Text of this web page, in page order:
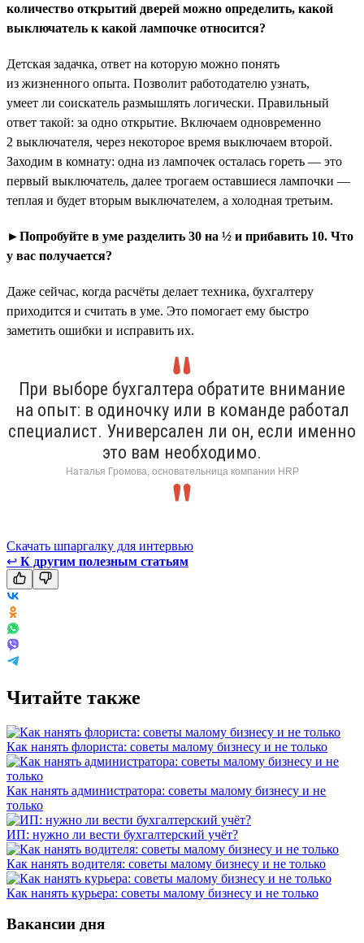
количество открытий дверей можно определить, какой
выключатель к какой лампочке относится?
Детская задачка, ответ на которую можно понять
из жизненного опыта. Позволит работодателю узнать,
умеет ли соискатель размышлять логически. Правильный
ответ такой: за одно открытие. Включаем одновременно
2 выключателя, через некоторое время выключаем второй.
Заходим в комнату: одна из лампочек осталась гореть — это
первый выключатель, далее трогаем оставшиеся лампочки —
теплая и будет вторым выключателем, а холодная третьим.
►Попробуйте в уме разделить 30 на ½ и прибавить 10. Что
у вас получается?
Даже сейчас, когда расчёты делает техника, бухгалтеру
приходится и считать в уме. Это помогает ему быстро
заметить ошибки и исправить их.
При выборе бухгалтера обратите внимание
на опыт: в одиночку или в команде работал
специалист. Универсален ли он, если именно
это вам необходимо.
Наталья Громова, основательница компании HRP
Скачать шпаргалку для интервью
↩ К другим полезным статьям
Читайте также
Как нанять флориста: советы малому бизнесу и не только
Как нанять администратора: советы малому бизнесу и не
только
ИП: нужно ли вести бухгалтерский учёт?
Как нанять водителя: советы малому бизнесу и не только
Как нанять курьера: советы малому бизнесу и не только
Вакансии дня